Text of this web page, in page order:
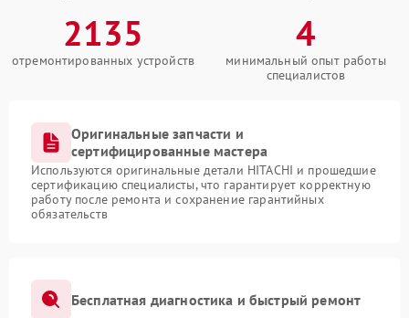
2135
отремонтированных устройств
4
минимальный опыт работы
специалистов
Оригинальные запчасти и
сертифицированные мастера
Используются оригинальные детали HITACHI и прошедшие
сертификацию специалисты, что гарантирует корректную
работу после ремонта и сохранение гарантийных
обязательств
Бесплатная диагностика и быстрый ремонт